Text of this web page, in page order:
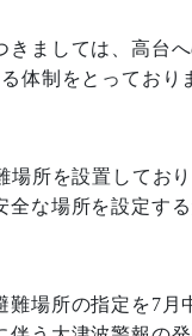
ましては、高台
体制をとっており
場所を設置してお
な場所を設定す
難場所の指定を7 月